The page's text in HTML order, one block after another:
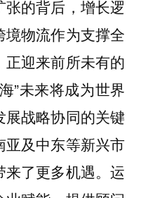
的背后，增长逻
物流作为支撑全
迎来前所未有的
”未来将成为世界
战略协同的关键
及中东等新兴市
了更多机遇。运